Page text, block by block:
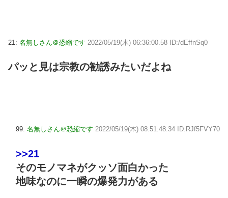
21: 名無しさん＠恐縮です 2022/05/19(木) 06:36:00.58 ID:/dEffnSq0
パッと見は宗教の勧誘みたいだよね
99: 名無しさん＠恐縮です 2022/05/19(木) 08:51:48.34 ID:RJf5FVY70
>>21
そのモノマネがクッソ面白かった
地味なのに一瞬の爆発力がある